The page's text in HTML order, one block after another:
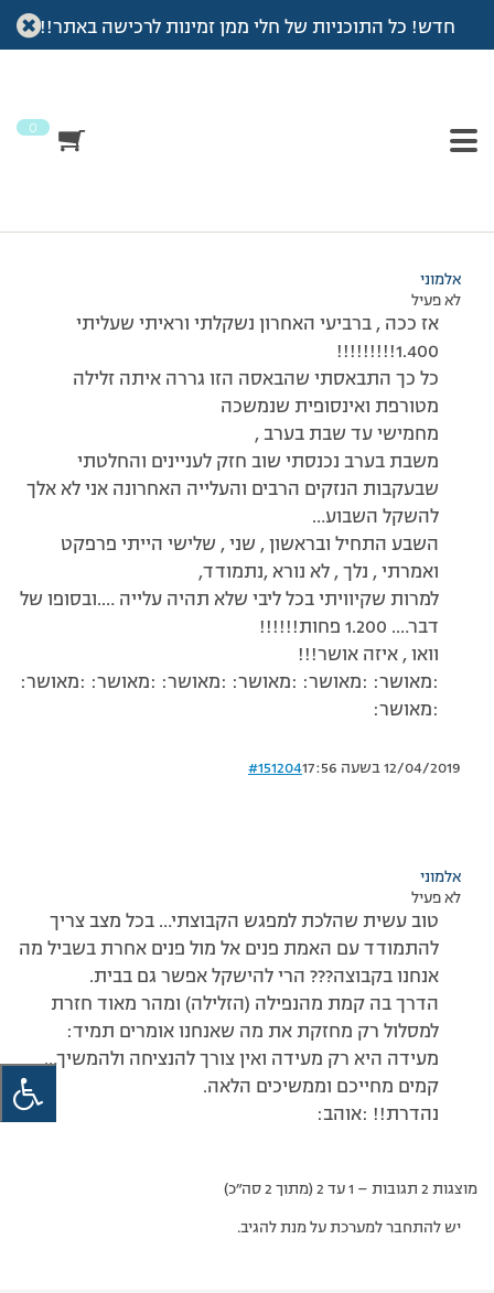
חדש! כל התוכניות של חלי ממן זמינות לרכישה באתר!!
0
עמוד הבית >דיונים>פורום >עדכון שקילה מפתיע……
מוצגות 2 תגובות – 1 עד 2 (מתוך 2 סה״כ)
אלמוני
לא פעיל
אז ככה , ברביעי האחרון נשקלתי וראיתי שעליתי
1.400!!!!!!!!!
כל כך התבאסתי שהבאסה הזו גררה איתה זלילה
מטורפת ואינסופית שנמשכה
מחמישי עד שבת בערב ,
משבת בערב נכנסתי שוב חזק לעניינים והחלטתי
שבעקבות הנזקים הרבים והעלייה האחרונה אני לא אלך
להשקל השבוע…
השבע התחיל ובראשון , שני , שלישי הייתי פרפקט
ואמרתי , נלך , לא נורא ,נתמודד,
למרות שקיוויתי בכל ליבי שלא תהיה עלייה ….ובסופו של
דבר…. 1.200 פחות!!!!!!
וואו , איזה אושר!!!
:מאושר: :מאושר: :מאושר: :מאושר: :מאושר: :מאושר:
:מאושר:
12/04/2019 בשעה 17:56 #151204
אלמוני
לא פעיל
טוב עשית שהלכת למפגש הקבוצתי… בכל מצב צריך
להתמודד עם האמת פנים אל מול פנים אחרת בשביל מה
אנחנו בקבוצה??? הרי להישקל אפשר גם בבית.
הדרך בה קמת מהנפילה (הזלילה) ומהר מאוד חזרת
למסלול רק מחזקת את מה שאנחנו אומרים תמיד:
מעידה היא רק מעידה ואין צורך להנציחה ולהמשיך…
קמים מחייכם וממשיכים הלאה.
נהדרת!! :אוהב:
מוצגות 2 תגובות – 1 עד 2 (מתוך 2 סה״כ)
יש להתחבר למערכת על מנת להגיב.